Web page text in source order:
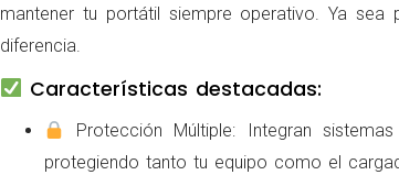
mantener tu portátil siempre operativo. Ya
diferencia.
Características destacadas:
Protección Múltiple: Integran
protegiendo tanto tu equipo como el